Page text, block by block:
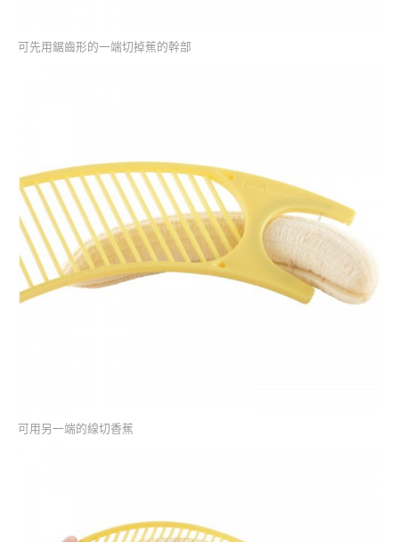
可先用鋸齒形的一端切掉蕉的幹部
可用另一端的線切香蕉